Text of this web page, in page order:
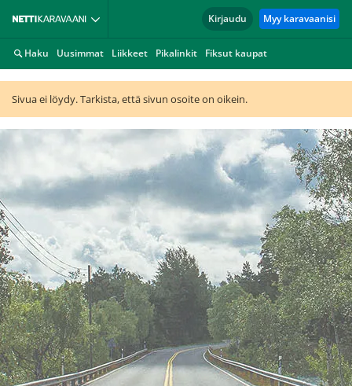
Kirjaudu Myy karavaanisi
Haku Uusimmat Liikkeet Pikalinkit Fiksut kaupat
Sivua ei löydy. Tarkista, että sivun osoite on oikein.